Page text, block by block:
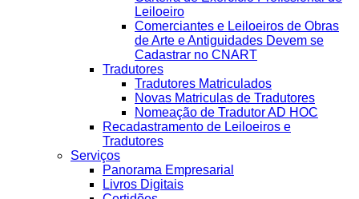
Leiloeiro
Comerciantes e Leiloeiros de Obras
de Arte e Antiguidades Devem se
Cadastrar no CNART
Tradutores
Tradutores Matriculados
Novas Matriculas de Tradutores
Nomeação de Tradutor AD HOC
Recadastramento de Leiloeiros e
Tradutores
Serviços
Panorama Empresarial
Livros Digitais